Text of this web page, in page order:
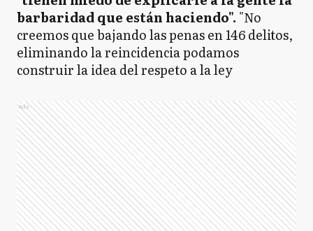
barbaridad que están haciendo". "No
creemos que bajando las penas en 146 delitos,
eliminando la reincidencia podamos
construir la idea del respeto a la ley
Ads